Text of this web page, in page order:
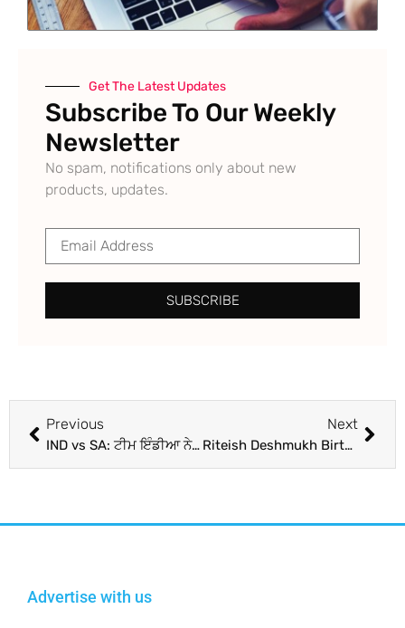
Get The Latest Updates
Subscribe To Our Weekly
Newsletter
No spam, notifications only about new
products, updates.
SUBSCRIBE
Previous
IND vs SA: ਟੀਮ ਇੰਡੀਆ ਨੇ ਕੀਤਾ ਵਨਡੇ ਸੀਰੀਜ਼ ਦਾ ਧਮਾਕੇਦਾਰ ਆਗਾਜ਼, ਅਰਸ਼ਦੀਪ-ਆਵੇਸ਼ ਦੀ ਹਨ੍ਹੇਰੀ ਅੱਗੇ ਢੇਰ ਹੋਈ SA ਦੀ ਟੀਮ
Next
Riteish Deshmukh Birthday : ਪਤੀ ਰਿਤੇਸ਼ ਦੇ ਜਨਮਦਿਨ ‘ਤੇ ਜੇਨੇਲੀਆ ਨੇ ਲਿਖਇਆ ਪਿਆਰਾ ਮੈਸੇਜ, ਦਿਲ ਜਿੱਤ ਲਵੇਗੀ ਉਨ੍ਹਾਂ ਦੀ ਇਹ ਪੋਸਟ
Advertise with us